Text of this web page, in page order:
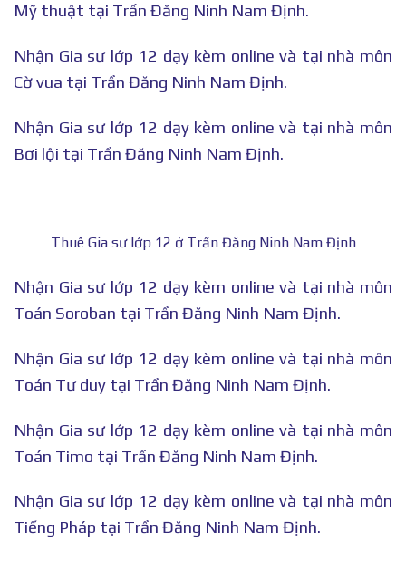
Mỹ thuật tại Trần Đăng Ninh Nam Định.
Nhận Gia sư lớp 12 dạy kèm online và tại nhà môn
Cờ vua tại Trần Đăng Ninh Nam Định.
Nhận Gia sư lớp 12 dạy kèm online và tại nhà môn
Bơi lội tại Trần Đăng Ninh Nam Định.
Thuê Gia sư lớp 12 ở Trần Đăng Ninh Nam Định
Nhận Gia sư lớp 12 dạy kèm online và tại nhà môn
Toán Soroban tại Trần Đăng Ninh Nam Định.
Nhận Gia sư lớp 12 dạy kèm online và tại nhà môn
Toán Tư duy tại Trần Đăng Ninh Nam Định.
Nhận Gia sư lớp 12 dạy kèm online và tại nhà môn
Toán Timo tại Trần Đăng Ninh Nam Định.
Nhận Gia sư lớp 12 dạy kèm online và tại nhà môn
Tiếng Pháp tại Trần Đăng Ninh Nam Định.